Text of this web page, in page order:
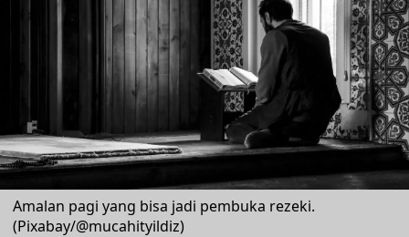
Amalan pagi yang bisa jadi pembuka rezeki.
(Pixabay/@mucahityildiz)